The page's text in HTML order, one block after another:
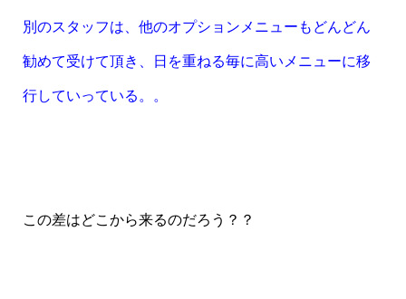
別のスタッフは、他のオプションメニューもどんどん
勧めて受けて頂き、日を重ねる毎に高いメニューに移
行していっている。。
この差はどこから来るのだろう？？